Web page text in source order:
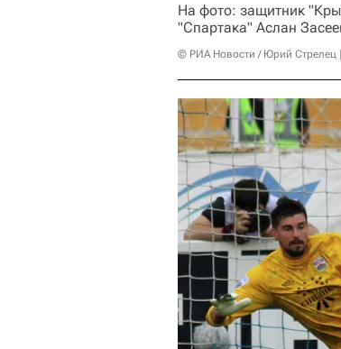
На фото: защитник
"Спартака" Аслан
© РИА Новости / Юрий Стрелец